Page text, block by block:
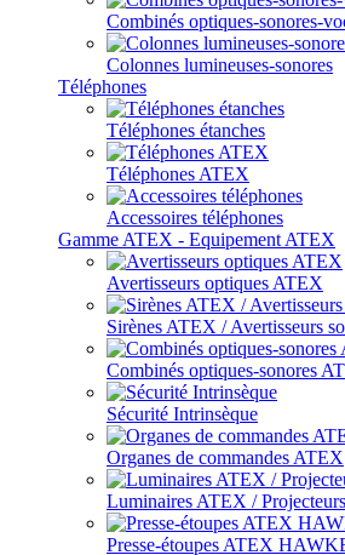
Combinés optiques-sonores-
Colonnes lumineuses-sonores
Téléphones
Téléphones étanches
Téléphones ATEX
Accessoires téléphones
Gamme ATEX - Equipement ATEX
Avertisseurs optiques ATEX
Sirènes ATEX / Avertisseurs
Combinés optiques-sonores
Sécurité Intrinsèque
Organes de commandes ATEX
Luminaires ATEX /
Presse-étoupes ATEX